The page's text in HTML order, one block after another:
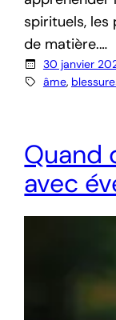
spirituels, les
de matière.…
30 janvier
âme,
Quand
avec